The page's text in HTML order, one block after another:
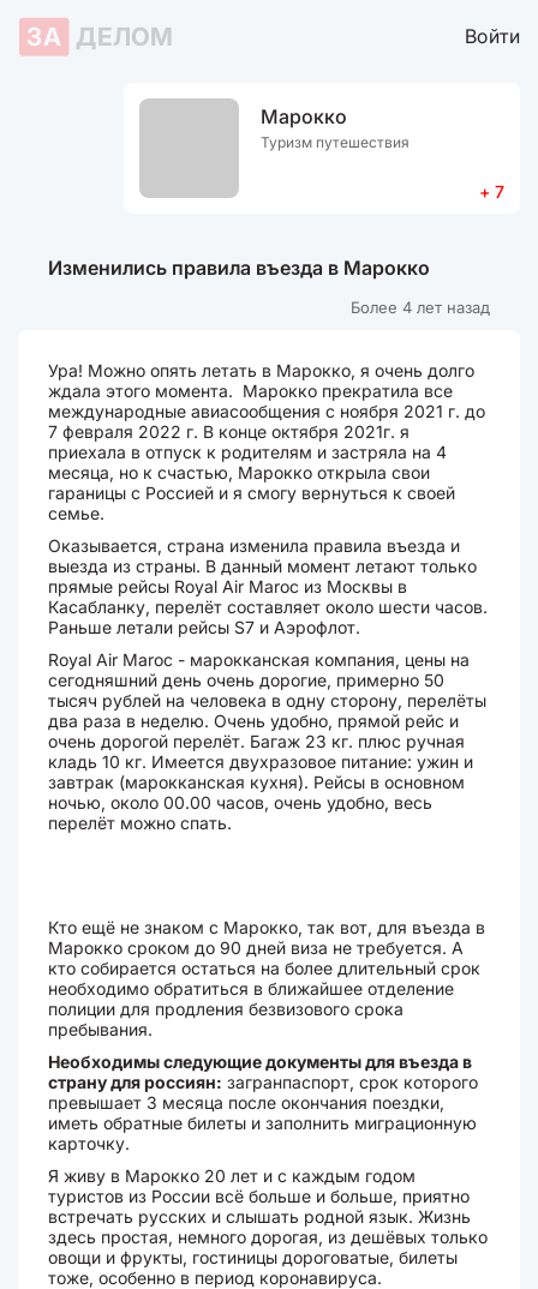
ЗА ДЕЛОМ Войти
Марокко
Туризм путешествия
+ 7
Изменились правила въезда в Марокко
Более 4 лет назад
Ура! Можно опять летать в Марокко, я очень долго
ждала этого момента. Марокко прекратила все
международные авиасообщения с ноября 2021 г. до
7 февраля 2022 г. В конце октября 2021г. я
приехала в отпуск к родителям и застряла на 4
месяца, но к счастью, Марокко открыла свои
гараницы с Россией и я смогу вернуться к своей
семье.
Оказывается, страна изменила правила въезда и
выезда из страны. В данный момент летают только
прямые рейсы Royal Air Maroc из Москвы в
Касабланку, перелёт составляет около шести часов.
Раньше летали рейсы S7 и Аэрофлот.
Royal Air Maroc - марокканская компания, цены на
сегодняшний день очень дорогие, примерно 50
тысяч рублей на человека в одну сторону, перелёты
два раза в неделю. Очень удобно, прямой рейс и
очень дорогой перелёт. Багаж 23 кг. плюс ручная
кладь 10 кг. Имеется двухразовое питание: ужин и
завтрак (марокканская кухня). Рейсы в основном
ночью, около 00.00 часов, очень удобно, весь
перелёт можно спать.
Кто ещё не знаком с Марокко, так вот, для въезда в
Марокко сроком до 90 дней виза не требуется. А
кто собирается остаться на более длительный срок
необходимо обратиться в ближайшее отделение
полиции для продления безвизового срока
пребывания.
Необходимы следующие документы для въезда в
страну для россиян: загранпаспорт, срок которого
превышает 3 месяца после окончания поездки,
иметь обратные билеты и заполнить миграционную
карточку.
Я живу в Марокко 20 лет и с каждым годом
туристов из России всё больше и больше, приятно
встречать русских и слышать родной язык. Жизнь
здесь простая, немного дорогая, из дешёвых только
овощи и фрукты, гостиницы дороговатые, билеты
тоже, особенно в период коронавируса.